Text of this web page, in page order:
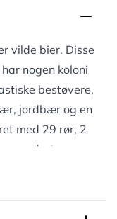
vilde bier. Disse
nogen koloni
bestøvere,
jordbær og en
med 29 rør, 2
vandret op
information